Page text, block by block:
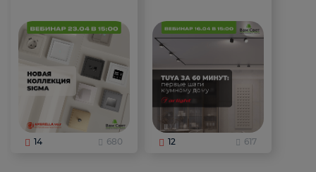
14 680 12 617